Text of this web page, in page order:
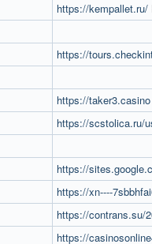
https://kempallet.ru/
https://
https://taker3.casino
https://scstolica.ru/
https://
https://xn----
https://contrans.su/
https://